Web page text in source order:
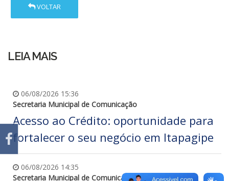
VOLTAR
LEIA MAIS
06/08/2026 15:36
Secretaria Municipal de Comunicação
Acesso ao Crédito: oportunidade para
fortalecer o seu negócio em Itapagipe
06/08/2026 14:35
Secretaria Municipal de Comunicação